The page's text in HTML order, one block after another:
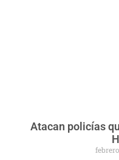
Atacan policías